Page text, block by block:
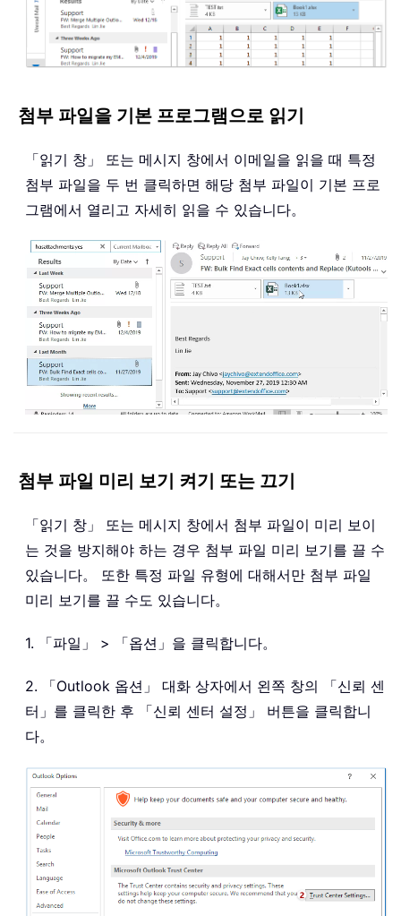
첨부 파일을 기본 프로그램으로 읽기
「읽기 창」 또는 메시지 창에서 이메일을 읽을 때 특정
첨부 파일을 두 번 클릭하면 해당 첨부 파일이 기본 프로
그램에서 열리고 자세히 읽을 수 있습니다。
첨부 파일 미리 보기 켜기 또는 끄기
「읽기 창」 또는 메시지 창에서 첨부 파일이 미리 보이
는 것을 방지해야 하는 경우 첨부 파일 미리 보기를 끌 수
있습니다。 또한 특정 파일 유형에 대해서만 첨부 파일
미리 보기를 끌 수도 있습니다。
1. 「파일」 > 「옵션」을 클릭합니다。
2. 「Outlook 옵션」 대화 상자에서 왼쪽 창의 「신뢰 센
터」를 클릭한 후 「신뢰 센터 설정」 버튼을 클릭합니
다。